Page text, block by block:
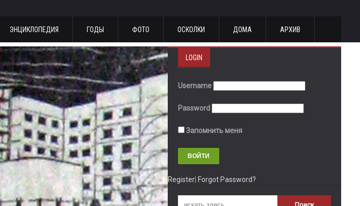
ЭНЦИКЛОПЕДИЯ ГОДЫ ФОТО ОСКОЛКИ ДОМА АРХИВ
LOGIN
Username
Password
Запомнить меня
Register Forgot Password?